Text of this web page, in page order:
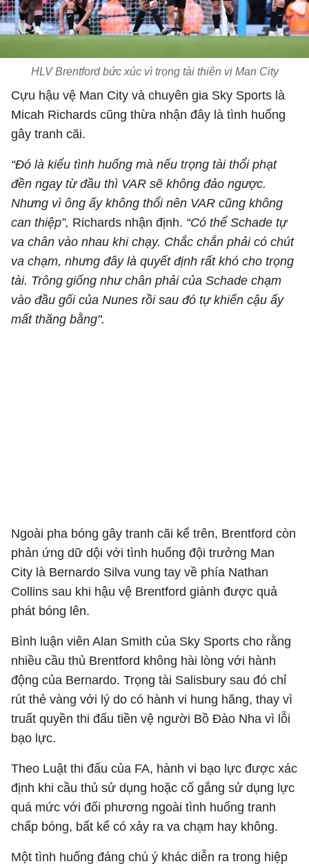
HLV Brentford bức xúc vì trọng tài thiên vị Man City
Cựu hậu vệ Man City và chuyên gia Sky Sports là
Micah Richards cũng thừa nhận đây là tình huống
gây tranh cãi.
“Đó là kiểu tình huống mà nếu trọng tài thổi phạt
đền ngay từ đầu thì VAR sẽ không đảo ngược.
Nhưng vì ông ấy không thổi nên VAR cũng không
can thiệp”, Richards nhận định. “Có thể Schade tự
va chân vào nhau khi chạy. Chắc chắn phải có chút
va chạm, nhưng đây là quyết định rất khó cho trọng
tài. Trông giống như chân phải của Schade chạm
vào đầu gối của Nunes rồi sau đó tự khiến cậu ấy
mất thăng bằng".
Ngoài pha bóng gây tranh cãi kể trên, Brentford còn
phản ứng dữ dội với tình huống đội trưởng Man
City là Bernardo Silva vung tay về phía Nathan
Collins sau khi hậu vệ Brentford giành được quả
phát bóng lên.
Bình luận viên Alan Smith của Sky Sports cho rằng
nhiều cầu thủ Brentford không hài lòng với hành
động của Bernardo. Trọng tài Salisbury sau đó chỉ
rút thẻ vàng với lý do có hành vi hung hăng, thay vì
truất quyền thi đấu tiền vệ người Bồ Đào Nha vì lỗi
bạo lực.
Theo Luật thi đấu của FA, hành vi bạo lực được xác
định khi cầu thủ sử dụng hoặc cố gắng sử dụng lực
quá mức với đối phương ngoài tình huống tranh
chấp bóng, bất kể có xảy ra va chạm hay không.
Một tình huống đáng chú ý khác diễn ra trong hiệp